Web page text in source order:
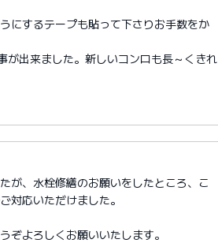
にするテープも貼って下さりお手数をか
出来ました。新しいコンロも長～くきれ
が、水栓修繕のお願いをしたところ、こ
対応いただけました。
ぞよろしくお願いいたします。